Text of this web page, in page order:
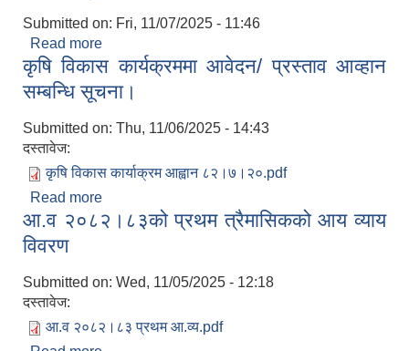
Submitted on: Fri, 11/07/2025 - 11:46
Read more
सम्बन्धि सूचना
कृषि विकास कार्यक्रममा आवेदन/ प्रस्ताव आव्हान
सम्बन्धि सूचना।
Submitted on: Thu, 11/06/2025 - 14:43
दस्तावेज:
कृषि विकास कार्याक्रम आह्वान ८२।७।२०.pdf
Read more
सम्बन्धि सूचना।
आ.व २०८२।८३को प्रथम त्रैमासिकको आय व्याय
विवरण
Submitted on: Wed, 11/05/2025 - 12:18
दस्तावेज:
आ.व २०८२।८३ प्रथम आ.व्य.pdf